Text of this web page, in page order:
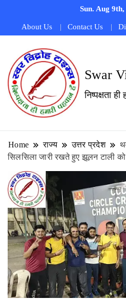
Sun. Aug 9th,
About Us Contact Us
Swar
निष्पक्षता
Home राज्य उत्तर प्रदेश
सिलसिला जारी रखते हुए झूलन टाली को